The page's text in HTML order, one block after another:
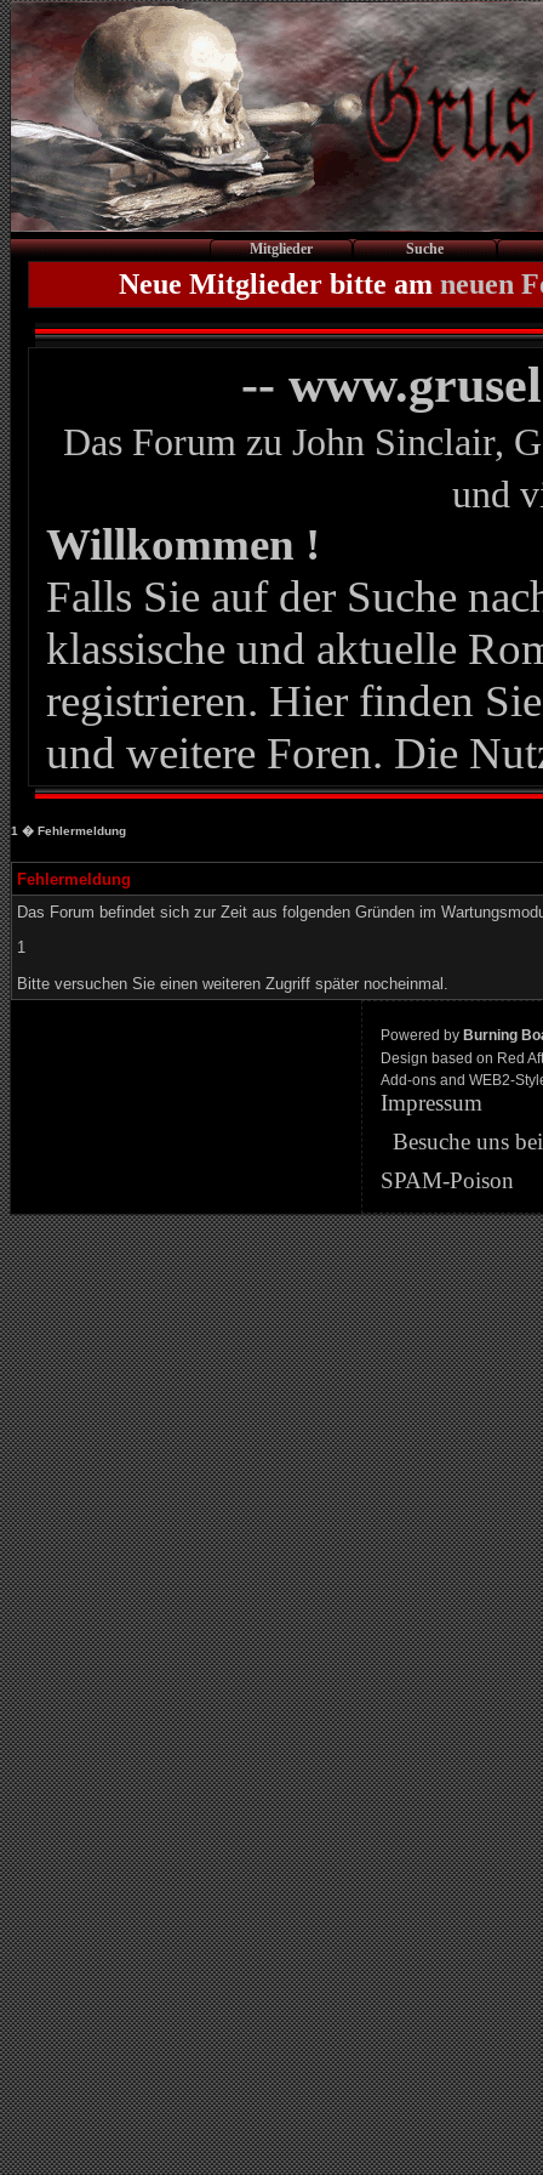
Mitglieder Suche
Neue Mitglieder bitte am neuen
--
Das Forum zu John Sinclair,
und
Willkommen !
Falls Sie auf der Suche
klassische und aktuelle
registrieren. Hier finden
und weitere Foren. Die
1 � Fehlermeldung
Fehlermeldung
Das Forum befindet sich zur Zeit aus folgenden Gründen im
1
Bitte versuchen Sie einen weiteren Zugriff später nocheinmal.
Powered by Burning
Design based on Red
Add-ons and WEB2-
Impressum
Besuche uns
SPAM-Poison